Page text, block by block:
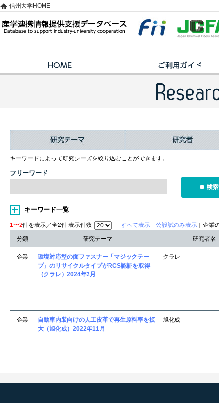
信州大学HOME
キーワードによって研究シーズを絞り込むことができます。
フリーワード
キーワード一覧
1〜2件を表示／全2件 表示件数 すべて表示 公設試のみ表示 ｜企業
分類
研究テーマ 研究者名
企業
環境対応型の面ファスナー「マジックテー
プ」のリサイクルタイプがRCS認証を取得
（クラレ）2024年2月
クラレ
企業
自動車内装向けの人工皮革で再生原料率を拡
大（旭化成）2022年11月
旭化成